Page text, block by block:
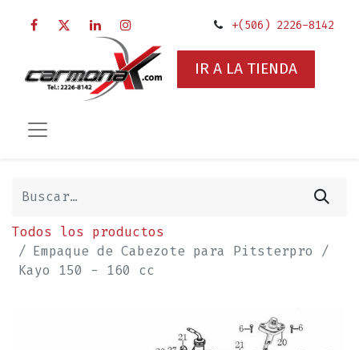
+(506) 2226-8142
IR A LA TIENDA
Todos los productos
Empaque de Cabezote para Pitsterpro /
Kayo 150 - 160 cc